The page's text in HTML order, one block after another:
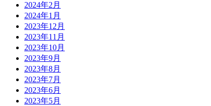
2024年2月
2024年1月
2023年12月
2023年11月
2023年10月
2023年9月
2023年8月
2023年7月
2023年6月
2023年5月